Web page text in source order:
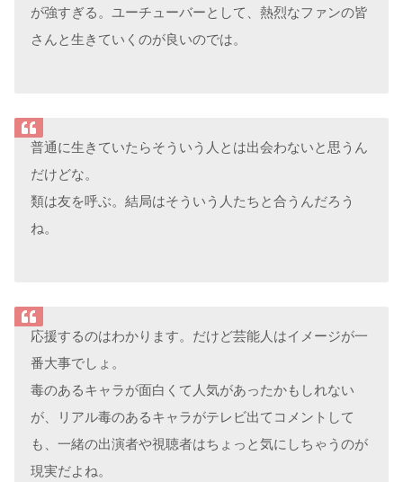
が強すぎる。ユーチューバーとして、熱烈なファンの皆
さんと生きていくのが良いのでは。
普通に生きていたらそういう人とは出会わないと思うん
だけどな。
類は友を呼ぶ。結局はそういう人たちと合うんだろう
ね。
応援するのはわかります。だけど芸能人はイメージが一
番大事でしょ。
毒のあるキャラが面白くて人気があったかもしれない
が、リアル毒のあるキャラがテレビ出てコメントして
も、一緒の出演者や視聴者はちょっと気にしちゃうのが
現実だよね。